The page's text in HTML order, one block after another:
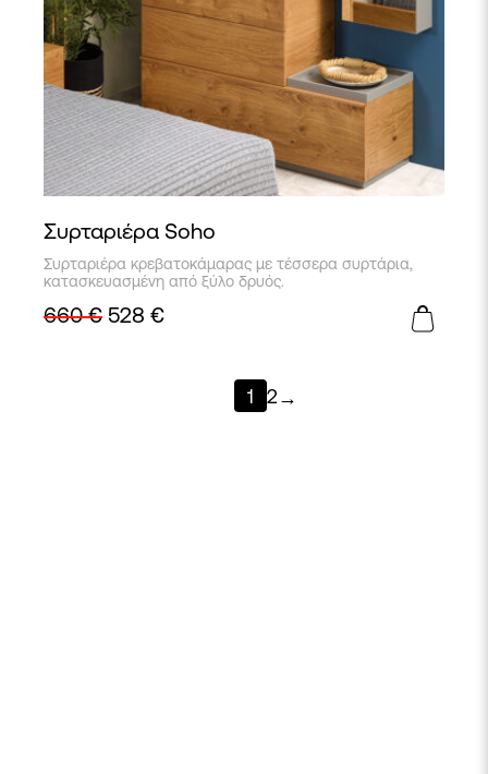
Συρταριέρα Soho
Συρταριέρα κρεβατοκάμαρας με τέσσερα συρτάρια,
κατασκευασμένη από ξύλο δρυός.
660€ 528 €
1 2 →